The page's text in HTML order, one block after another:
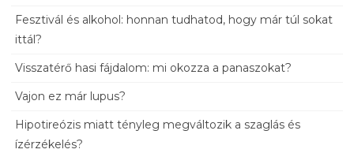
Fesztivál és alkohol: honnan tudhatod, hogy már túl sokat
ittál?
Visszatérő hasi fájdalom: mi okozza a panaszokat?
Vajon ez már lupus?
Hipotireózis miatt tényleg megváltozik a szaglás és
ízérzékelés?